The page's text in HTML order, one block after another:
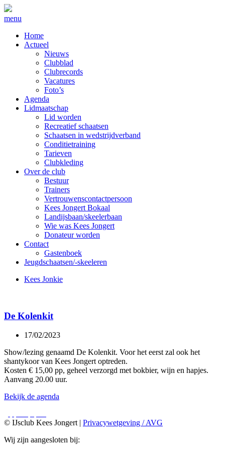
menu
Home
Actueel
Nieuws
Clubblad
Clubrecords
Vacatures
Foto’s
Agenda
Lidmaatschap
Lid worden
Recreatief schaatsen
Schaatsen in wedstrijdverband
Conditietraining
Tarieven
Clubkleding
Over de club
Bestuur
Trainers
Vertrouwenscontactpersoon
Kees Jongert Bokaal
Landijsbaan/skeelerbaan
Wie was Kees Jongert
Donateur worden
Contact
Gastenboek
Jeugdschaatsen/-skeeleren
Kees Jonkie
De Kolenkit
17/02/2023
Show/lezing genaamd De Kolenkit. Voor het eerst zal ook het
shantykoor van Kees Jongert optreden.
Kosten € 15,00 pp, geheel verzorgd met bokbier, wijn en hapjes.
Aanvang 20.00 uur.
Bekijk de agenda
© IJsclub Kees Jongert | Privacywetgeving / AVG
Wij zijn aangesloten bij: